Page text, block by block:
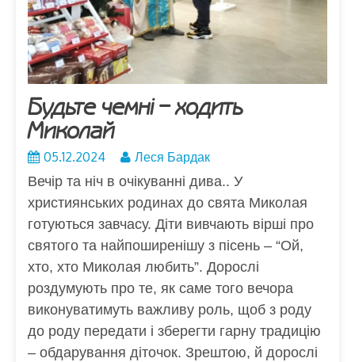
Будьте чемні – ходить
Миколай
05.12.2024
Леся Бардак
Вечір та ніч в очікуванні дива.. У
християнських родинах до свята Миколая
готуються завчасу. Діти вивчають вірші про
святого та найпоширенішу з пісень – “Ой,
хто, хто Миколая любить”. Дорослі
роздумують про те, як саме того вечора
виконуватимуть важливу роль, щоб з роду
до роду передати і зберегти гарну традицію
– обдарування діточок. Зрештою, й дорослі